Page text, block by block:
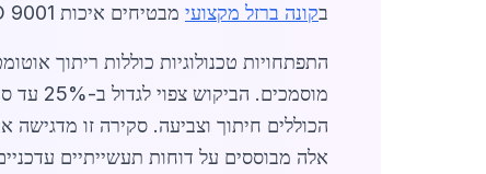
בקונה ברזל מקצועי מבטיחים איכות ISO 9001. לקבלת
מוסמכים. הביקוש צפוי לגדול ב-25% עד סוף 2026 עם תחילת פרויקטי אנרגיה מתחדשת. לקוחות יכולים להנות משירותי
הכוללים חיתוך וצביעה. סקירה זו
אלה מבוססים על דוחות תעשייתיים